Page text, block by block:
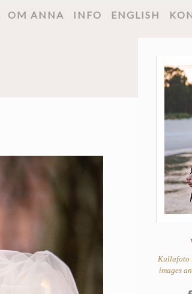
OM ANNA INFO ENGLISH
Kullafoto
images